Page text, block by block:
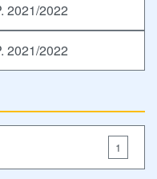
2021/2022
2021/2022
1